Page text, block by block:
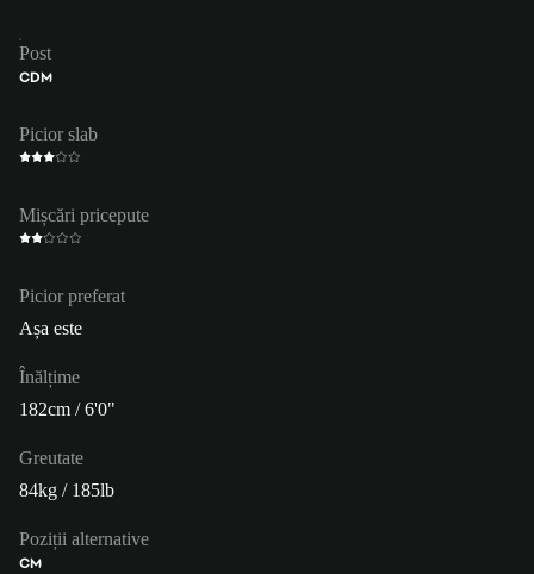
Post
CDM
Picior slab
Mișcări pricepute
Picior preferat
Așa este
Înălțime
182cm / 6'0"
Greutate
84kg / 185lb
Poziții alternative
CM